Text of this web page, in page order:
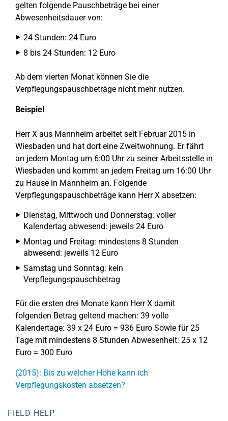
gelten folgende Pauschbeträge bei einer
Abwesenheitsdauer von:
24 Stunden: 24 Euro
8 bis 24 Stunden: 12 Euro
Ab dem vierten Monat können Sie die
Verpflegungspauschbeträge nicht mehr nutzen.
Beispiel
Herr X aus Mannheim arbeitet seit Februar 2015 in
Wiesbaden und hat dort eine Zweitwohnung. Er fährt
an jedem Montag um 6:00 Uhr zu seiner Arbeitsstelle in
Wiesbaden und kommt an jedem Freitag um 16:00 Uhr
zu Hause in Mannheim an. Folgende
Verpflegungspauschbeträge kann Herr X absetzen:
Dienstag, Mittwoch und Donnerstag: voller
Kalendertag abwesend: jeweils 24 Euro
Montag und Freitag: mindestens 8 Stunden
abwesend: jeweils 12 Euro
Samstag und Sonntag: kein
Verpflegungspauschbetrag
Für die ersten drei Monate kann Herr X damit
folgenden Betrag geltend machen: 39 volle
Kalendertage: 39 x 24 Euro = 936 Euro Sowie für 25
Tage mit mindestens 8 Stunden Abwesenheit: 25 x 12
Euro = 300 Euro
(2015): Bis zu welcher Höhe kann ich
Verpflegungskosten absetzen?
FIELD HELP